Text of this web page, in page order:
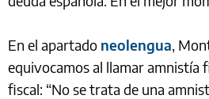
En el apartado neolengua,
equivocamos al llamar amnistía
fiscal: “No se trata de una